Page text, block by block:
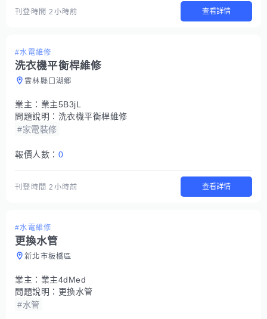
刊登時間2小時前 查看詳情
#水電維修
洗衣機平衡桿維修
雲林縣口湖鄉
業主： 業主5B3jL
問題說明： 洗衣機平衡桿維修
#家電裝修
報價人數： 0
刊登時間2小時前 查看詳情
#水電維修
更換水管
新北市板橋區
業主： 業主4dMed
問題說明： 更換水管
#水管